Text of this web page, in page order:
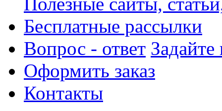
Бесплатные рассылки
Вопрос - ответ
Оформить заказ
Контакты